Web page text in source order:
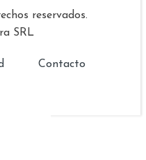
reservados.
SRL
Contacto